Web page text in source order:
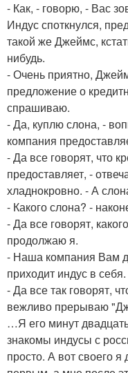
- Как, - говорю, - Вас
Индус споткнулся,
такой же Джеймс,
нибудь.
- Очень приятно,
предложение о
спрашиваю.
- Да, куплю слона, -
компания
- Да все говорят, что
предоставляет, -
хладнокровно. - А
- Какого слона? -
- Да все говорят,
продолжаю я.
- Наша компания Вам
приходит индус в себя.
- Да все так говорят,
вежливо прерываю
…Я его минут
знакомы индусы с
просто. А вот своего я